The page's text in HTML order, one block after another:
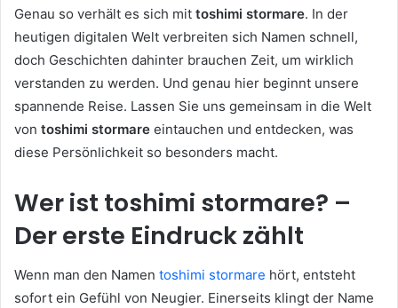
Genau so verhält es sich mit toshimi stormare. In der
heutigen digitalen Welt verbreiten sich Namen schnell,
doch Geschichten dahinter brauchen Zeit, um wirklich
verstanden zu werden. Und genau hier beginnt unsere
spannende Reise. Lassen Sie uns gemeinsam in die Welt
von toshimi stormare eintauchen und entdecken, was
diese Persönlichkeit so besonders macht.
Wer ist toshimi stormare? –
Der erste Eindruck zählt
Wenn man den Namen toshimi stormare hört, entsteht
sofort ein Gefühl von Neugier. Einerseits klingt der Name